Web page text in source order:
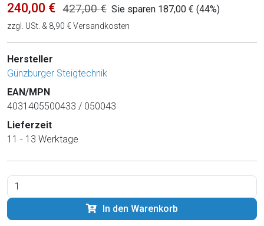
240,00 € 427,00 € Sie sparen 187,00 € (44%)
zzgl. USt. & 8,90 € Versandkosten
Hersteller
Günzburger Steigtechnik
EAN/MPN
4031405500433 / 050043
Lieferzeit
11 - 13 Werktage
In den Warenkorb